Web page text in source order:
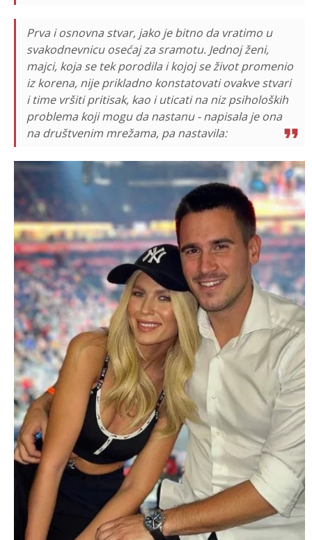
Prva i osnovna stvar, jako je bitno da vratimo u
svakodnevnicu osećaj za sramotu. Jednoj ženi,
majci, koja se tek porodila i kojoj se život promenio
iz korena, nije prikladno konstatovati ovakve stvari
i time vršiti pritisak, kao i uticati na niz psiholoških
problema koji mogu da nastanu - napisala je ona
na društvenim mrežama, pa nastavila: